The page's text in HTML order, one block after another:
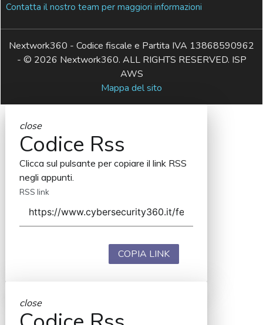
Contatta il nostro team per maggiori informazioni
Nextwork360 - Codice fiscale e Partita IVA 13868590962
- © 2026 Nextwork360. ALL RIGHTS RESERVED. ISP
AWS
Mappa del sito
close
Codice Rss
Clicca sul pulsante per copiare il link RSS
negli appunti.
RSS link
COPIA LINK
close